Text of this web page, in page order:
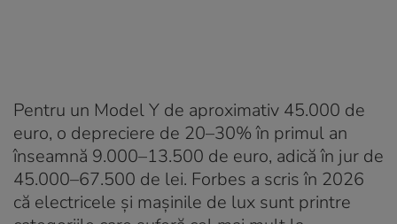
Pentru un Model Y de aproximativ 45.000 de
euro, o depreciere de 20–30% în primul an
înseamnă 9.000–13.500 de euro, adică în jur de
45.000–67.500 de lei. Forbes a scris în 2026
că electricele și mașinile de lux sunt printre